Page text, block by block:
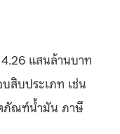
แสนล้านบาท
สิบประเภท เช่น
ภัณฑ์น้ำมัน ภาษี